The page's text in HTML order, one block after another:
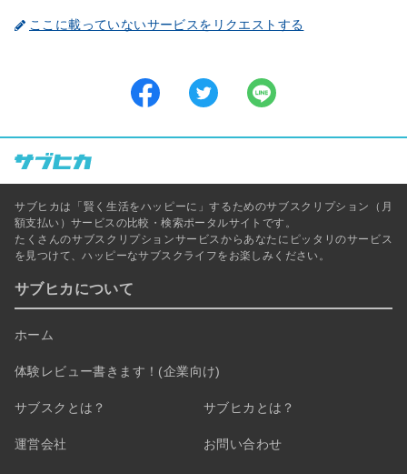
ここに載っていないサービスをリクエストする
サブヒカは「賢く生活をハッピーに」するためのサブスクリプション（月
額支払い）サービスの比較・検索ポータルサイトです。
たくさんのサブスクリプションサービスからあなたにピッタリのサービス
を見つけて、ハッピーなサブスクライフをお楽しみください。
サブヒカについて
ホーム
体験レビュー書きます！(企業向け)
サブスクとは？ サブヒカとは？
運営会社 お問い合わせ